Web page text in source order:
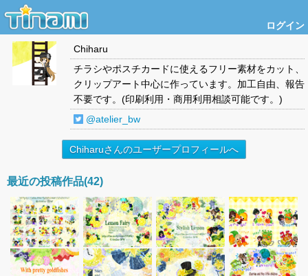
ログイン
Chiharu
チラシやポスチカードに使えるフリー素材をカット、
クリップアート中心に作っています。加工自由、報告
不要です。(印刷利用・商用利用相談可能です。)
@atelier_bw
Chiharuさんのユーザープロフィールへ
最近の投稿作品(42)